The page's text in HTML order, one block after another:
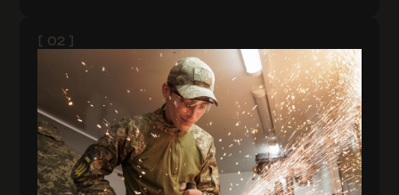
[ 02 ]